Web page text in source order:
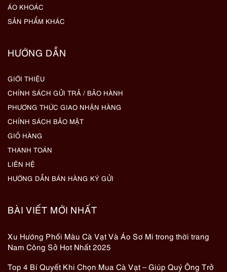
ÁO KHOÁC
SẢN PHẨM KHÁC
HƯỚNG DẪN
GIỚI THIỆU
CHÍNH SÁCH GỬI TRẢ / BẢO HÀNH
PHƯƠNG THỨC GIAO NHẬN HÀNG
CHÍNH SÁCH BẢO MẬT
GIỎ HÀNG
THANH TOÁN
LIÊN HỆ
HƯỚNG DẪN BÁN HÀNG KÝ GỬI
BÀI VIẾT MỚI NHẤT
Xu Hướng Phối Màu Cà Vạt Và Áo Sơ Mi trong thời trang
Nam Công Sở Hot Nhất 2025
Top 4 Bí Quyết Khi Chọn Mua Cà Vạt – Giúp Quý Ông Trở